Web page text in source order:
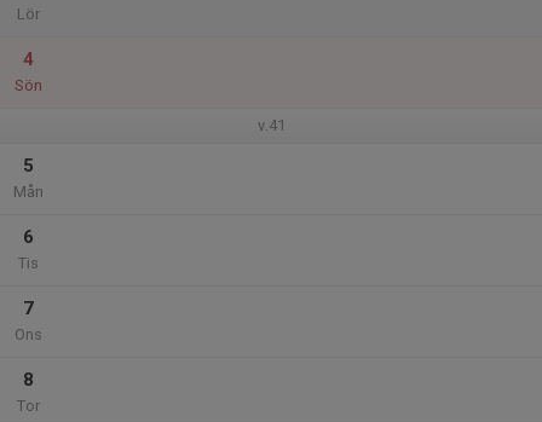
Lör
4
Sön
v.41
5
Mån
6
Tis
7
Ons
8
Tor